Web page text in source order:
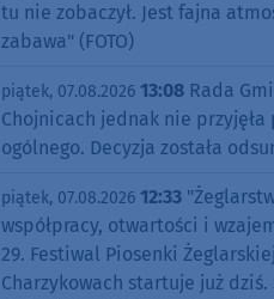
tu nie zobaczył. Jest fajna
zabawa" (FOTO)
piątek, 07.08.2026 13:08 Rada
Chojnicach jednak nie przyjęła
ogólnego. Decyzja została
piątek, 07.08.2026 12:33
współpracy, otwartości i
29. Festiwal Piosenki
Charzykowach startuje już dziś.